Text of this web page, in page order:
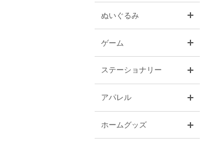
ぬいぐるみ
ゲーム
ステーショナリー
アパレル
ホームグッズ